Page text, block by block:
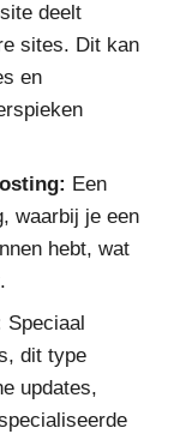
deelt
sites. Dit kan
en
Een
waarbij je een
hebt, wat
Speciaal
dit type
updates,